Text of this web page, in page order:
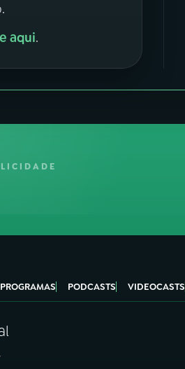
aqui.
PROGRAMAS PODCASTS VIDEOCASTS